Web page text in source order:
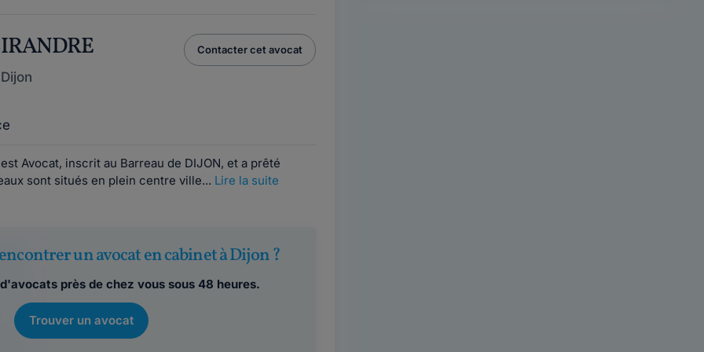
Contacter cet avocat
Avocat, inscrit au Barreau de DIJON, et a prêté
sont situés en plein centre ville... Lire la suite
un avocat en cabinet à Dijon ?
près de chez vous sous 48 heures.
Trouver un avocat